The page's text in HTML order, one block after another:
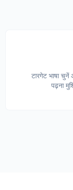
टारगेट भाषा
पढ़ना